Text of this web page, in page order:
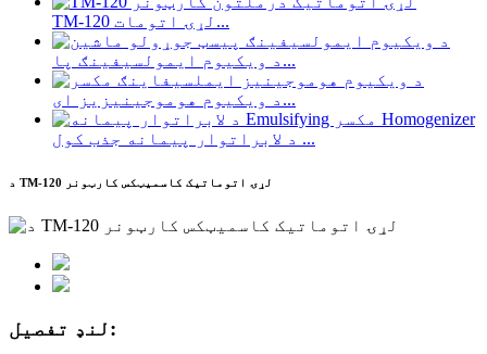
TM-120 لړۍ اتومات...
د ویکیوم ایمولسیفینګ پا...
د ویکیوم هوموجینیزیز ای...
د لابراتوار پیمانه جذب کول ...
د TM-120 لړۍ اتوماتیک کاسمیټکس کارټونر
لنډ تفصیل: